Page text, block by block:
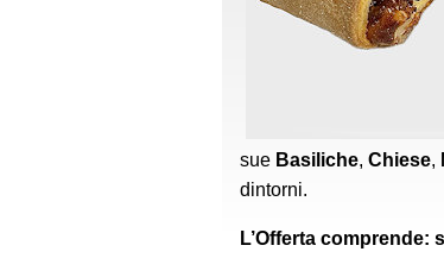
sue Basiliche, Chiese,
dintorni.
L’Offerta comprende: